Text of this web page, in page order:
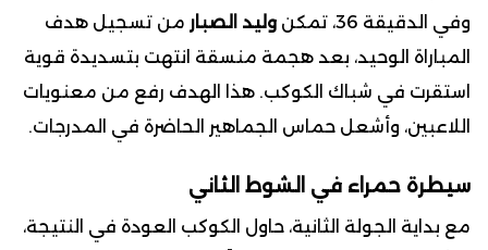
وفي الدقيقة 36، تمكن
وليد الصبار من تسجيل هدف
المباراة الوحيد، بعد هجمة منسقة انتهت بتسديدة قوية
استقرت في شباك الكوكب. هذا الهدف رفع من معنويات
اللاعبين، وأشعل حماس الجماهير الحاضرة في المدرجات.
سيطرة حمراء في الشوط الثاني
مع بداية الجولة الثانية، حاول الكوكب العودة في النتيجة،